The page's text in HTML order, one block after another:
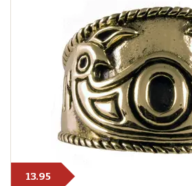
13.95